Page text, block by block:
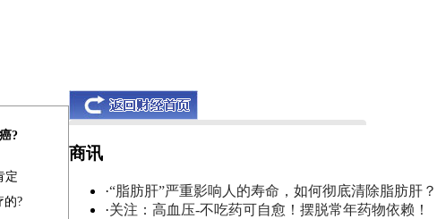
?
定
的?
商讯
·“脂肪肝”严重影响人的寿命，如何彻底清除脂肪肝？
·关注：高血压-不吃药可自愈！摆脱常年药物依赖！